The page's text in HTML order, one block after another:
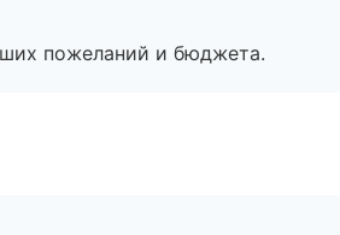
пожеланий и бюджета.